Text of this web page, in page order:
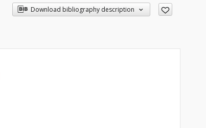
Download bibliography description